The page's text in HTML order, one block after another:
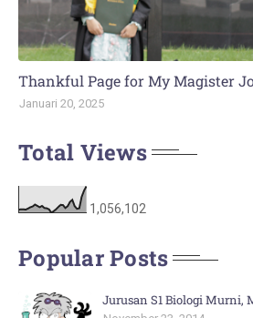
Thankful Page for My Magister
Januari 20, 2025
Total Views
1,056,102
Popular Posts
Jurusan S1 Biologi Murni,